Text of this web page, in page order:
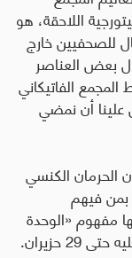
اللاحقة، هو
للصحفيين خارج
بعض العناصر
الفاتيكاني
علينا أن نمضي
الحرمان الكنسي
فيهم
مفهوم «الوحدة
حزيران.